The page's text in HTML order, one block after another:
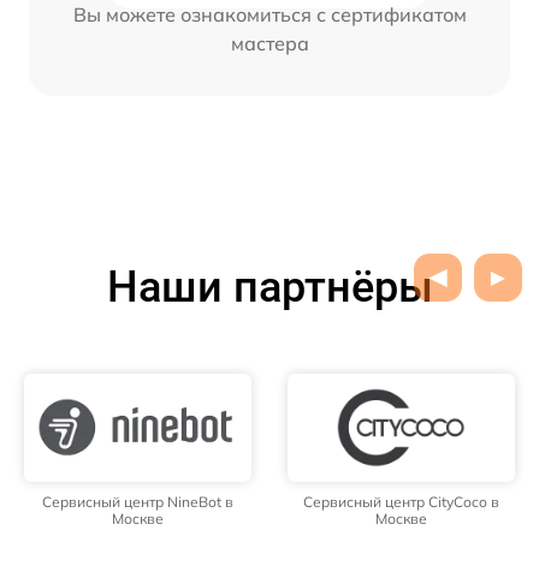
Вы можете ознакомиться с сертификатом
мастера
Наши партнёры
Сервисный центр NineBot в
Москве
Сервисный центр CityCoco в
Москве